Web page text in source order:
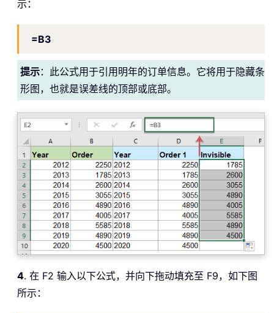
示：
=B3
提示：此公式用于引用明年的订单信息。它将用于隐藏条
形图，也就是误差线的顶部或底部。
4. 在 F2 输入以下公式，并向下拖动填充至 F9，如下图
所示：